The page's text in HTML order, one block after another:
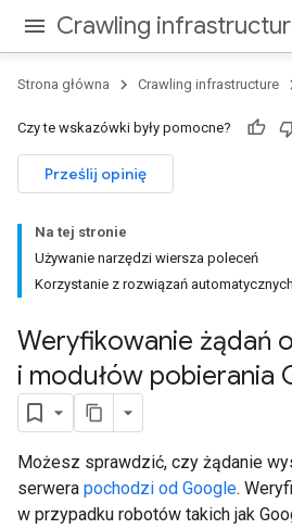
Crawling
Strona główna Crawling infrastructure
Czy te wskazówki były pomocne?
Prześlij opinię
Na tej stronie
Używanie narzędzi wiersza poleceń
Korzystanie z rozwiązań automatycznych
Weryfikowanie żądań
i modułów pobierania
Możesz sprawdzić, czy żądanie
serwera pochodzi od Google.
w przypadku robotów takich jak